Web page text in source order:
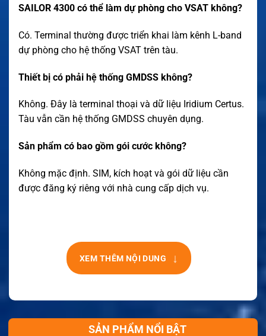
SAILOR 4300 có thể làm dự phòng cho VSAT không?
Có. Terminal thường được triển khai làm kênh L-band
dự phòng cho hệ thống VSAT trên tàu.
Thiết bị có phải hệ thống GMDSS không?
Không. Đây là terminal thoại và dữ liệu Iridium Certus.
Tàu vẫn cần hệ thống GMDSS chuyên dụng.
Sản phẩm có bao gồm gói cước không?
Không mặc định. SIM, kích hoạt và gói dữ liệu cần
được đăng ký riêng với nhà cung cấp dịch vụ.
XEM THÊM NỘI DUNG ↓
SẢN PHẨM NỔI BẬT